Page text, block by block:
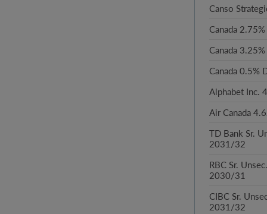
Canso
Canada
Canada
Canada 0.5%
Alphabet Inc.
Air Canada
TD Bank Sr.
2031/32
RBC Sr.
2030/31
CIBC Sr.
2031/32